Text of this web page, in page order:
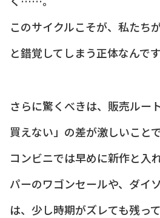
このサイクルこそが、私たち
と錯覚してしまう正体なんです
さらに驚くべきは、販売ルー
買えない」の差が激しいことで
コンビニでは早めに新作と入
パーのワゴンセールや、ダイ
は、少し時期がズレても残っ